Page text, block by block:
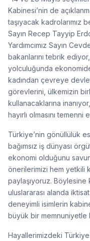
Kabinesi’nin de
taşıyacak kadrolarımız
Sayın Recep Tayyip
Yardımcımız Sayın
bakanlarını tebrik
yolculuğunda
kadından çevreye
görevlerini, ülkemizin
kullanacaklarına
hayırlı olmasını temenni
Türkiye’nin gönüllülük
bağımsız iş dünyası
ekonomi olduğunu
önerilerimizi hem yetkili
paylaşıyoruz.
uluslararası alanda
deneyimli isimlerin
büyük bir memnuniyetle
Hayallerimizdeki